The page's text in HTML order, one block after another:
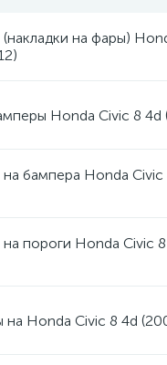
на фары)
Honda Civic 8 4d
на бампера Honda
на пороги Honda Civic
на Honda Civic 8 4d